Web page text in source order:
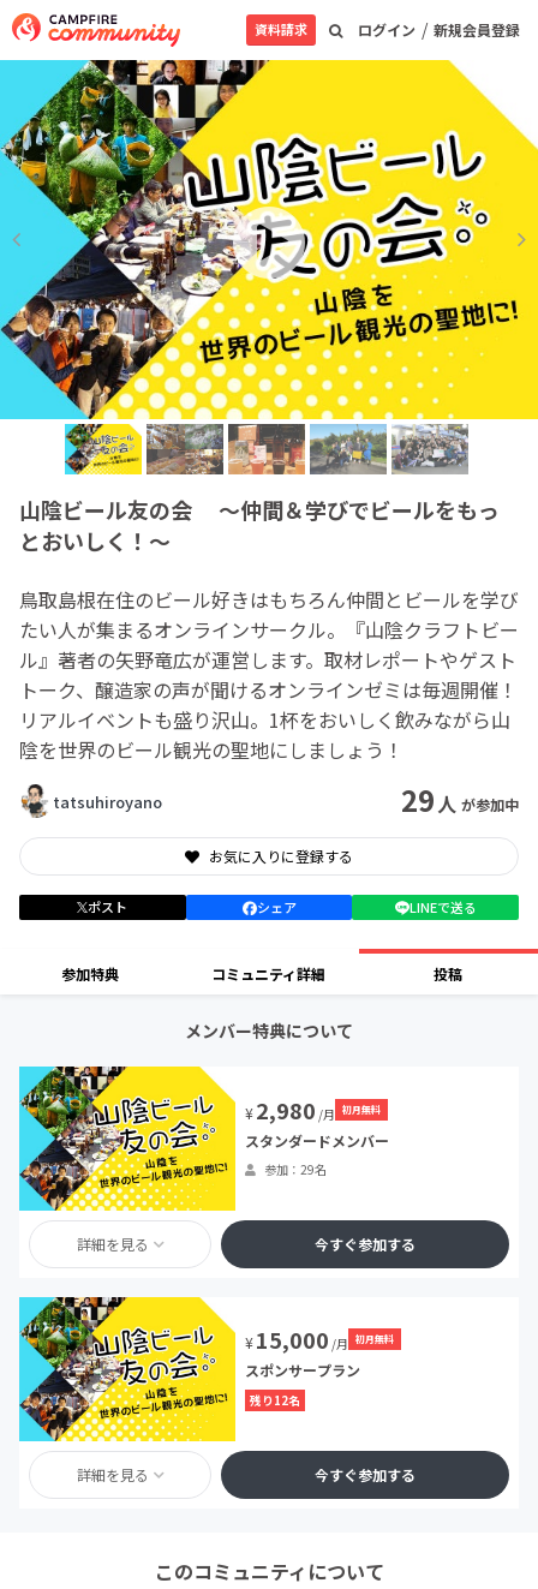
ログイン / 新規会員登録
資料請求
山陰ビール友の会 ～仲間＆学びでビールをもっ
とおいしく！～
鳥取島根在住のビール好きはもちろん仲間とビールを学び
たい人が集まるオンラインサークル。『山陰クラフトビー
ル』著者の矢野竜広が運営します。取材レポートやゲスト
トーク、醸造家の声が聞けるオンラインゼミは毎週開催！
リアルイベントも盛り沢山。1杯をおいしく飲みながら山
陰を世界のビール観光の聖地にしましょう！
tatsuhiroyano 29人 が参加中
お気に入りに登録する
ポスト シェア LINEで送る
参加特典 コミュニティ詳細 投稿
メンバー特典について
¥2,980 /月 初月無料
スタンダードメンバー
参加：29名
詳細を見る 今すぐ参加する
¥15,000 /月 初月無料
スポンサープラン
残り12名
詳細を見る 今すぐ参加する
このコミュニティについて